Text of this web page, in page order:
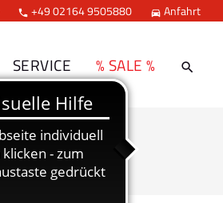
 +49 02164 9505880  Anfahrt
SERVICE % SALE %